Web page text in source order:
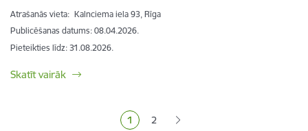
Atrašanās vieta: Kalnciema iela 93, Rīga
Publicēšanas datums: 08.04.2026.
Pieteikties līdz: 31.08.2026.
Skatīt vairāk
Pašreizējā lapa
1 Lapa
2